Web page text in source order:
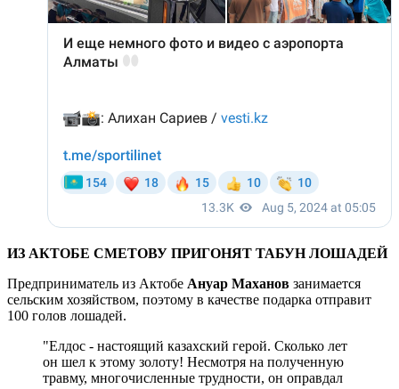
ИЗ АКТОБЕ СМЕТОВУ ПРИГОНЯТ ТАБУН ЛОШАДЕЙ
Предприниматель из Актобе Ануар Маханов занимается
сельским хозяйством, поэтому в качестве подарка отправит
100 голов лошадей.
"Елдос - настоящий казахский герой. Сколько лет
он шел к этому золоту! Несмотря на полученную
травму, многочисленные трудности, он оправдал